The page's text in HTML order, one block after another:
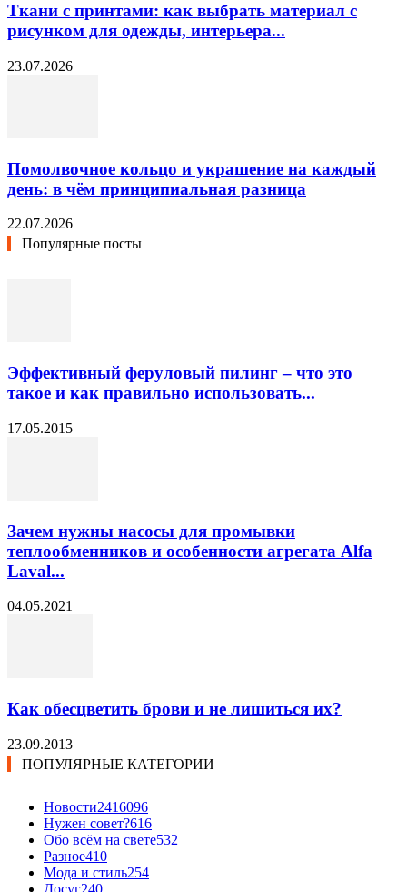
Ткани с принтами: как выбрать материал с
рисунком для одежды, интерьера...
23.07.2026
Помолвочное кольцо и украшение на каждый
день: в чём принципиальная разница
22.07.2026
Популярные посты
Эффективный феруловый пилинг – что это
такое и как правильно использовать...
17.05.2015
Зачем нужны насосы для промывки
теплообменников и особенности агрегата Alfa
Laval...
04.05.2021
Как обесцветить брови и не лишиться их?
23.09.2013
ПОПУЛЯРНЫЕ КАТЕГОРИИ
Новости2416096
Нужен совет?616
Обо всём на свете532
Разное410
Мода и стиль254
Досуг240